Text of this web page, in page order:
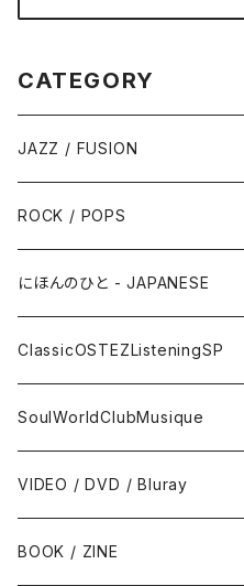
CATEGORY
JAZZ / FUSION
ピアノ - Piano
サックス - Saxophone
トランペット - Trumpet
トロンボーン - Trombone
フルート/クラリネット - Flute /
ヴァイヴ/オルガン -
ROCK / POPS
50s-60s POPULAR VOCAL /
SURF / INSTRO
FOLK / SSW
COUNTRY / BLUEGRASS
HILLBILLY / ROCKABILLY /
にほんのひと - JAPANESE
グループサウンズ - GS
にほんのポップス
アイドル
ニューミュージック / にほんのフ
ClassicOSTEZListeningSP
CLASSIC
サウンド・トラック/映画音楽 -
にほんのテレビ主題歌・テーマ
COMEDY / SPOKEN WORD /
SoulWorldClubMusique
SOUL / FUNK
BLUES
VIDEO / DVD / Bluray
BOOK / ZINE